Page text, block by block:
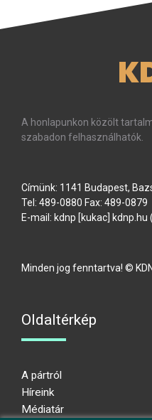
A honlapunkon közölt
szabadon felhasználhatók.
Címünk: 1141 Budapest,
Tel: 489-0880 Fax: 489-0879
E-mail: kdnp [kukac] kdnp.hu
Minden jog fenntartva! ©
Oldaltérkép
A pártról
Híreink
Médiatár